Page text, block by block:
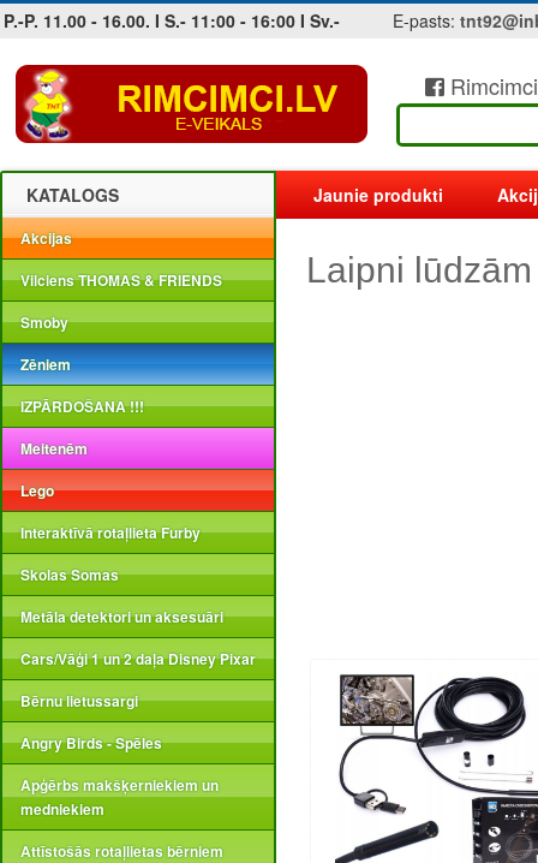
P.-P. 11.00 - 16.00. I S.- 11:00 - 16:00 I Sv.- E-pasts:
Jobs at sea and maritime vacancies
KATALOGS
Akcijas
Vilciens THOMAS & FRIENDS
Smoby
Zēniem
IZPĀRDOŠANA !!!
Meitenēm
Lego
Interaktīvā rotaļlieta Furby
Skolas Somas
Metāla detektori un aksesuāri
Cars/Vāģi 1 un 2 daļa Disney Pixar
Bērnu lietussargi
Angry Birds - Spēles
Apģērbs makšķerniekiem un
medniekiem
Attīstošās rotaļlietas bērniem
Jaunie produkti
Laipni